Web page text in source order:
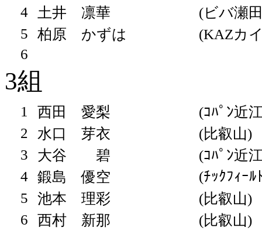
4
土井 凛華
(ビバ瀬
5
柏原 かずは
(KAZカ
6
3組
1 西田 愛梨
(ｺﾊﾟﾝ近
2
水口 芽衣
(比叡山)
3
大谷 碧
(ｺﾊﾟﾝ近
4 鍛島 優空
(ﾁｯｸﾌｨｰﾙ
5
池本 理彩
(比叡山)
6
西村 新那 (比叡山)